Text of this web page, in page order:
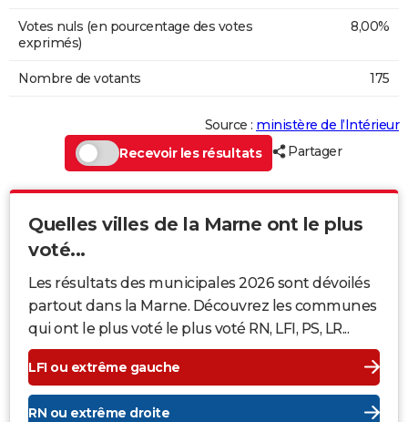
Votes nuls (en pourcentage des votes
exprimés)
8,00%
Nombre de votants 175
Source : ministère de l’Intérieur
Recevoir les résultats
Partager
Quelles villes de la Marne ont le plus
voté...
Les résultats des municipales 2026 sont dévoilés
partout dans la Marne. Découvrez les communes
qui ont le plus voté le plus voté RN, LFI, PS, LR...
LFI ou extrême gauche
RN ou extrême droite